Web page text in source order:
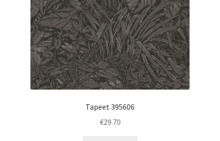
Tapeet 395606
€29.70